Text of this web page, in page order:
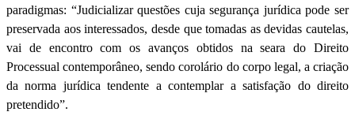
paradigmas: “Judicializar questões cuja segurança jurídica pode ser
preservada aos interessados, desde que tomadas as devidas cautelas,
vai de encontro com os avanços obtidos na seara do Direito
Processual contemporâneo, sendo corolário do corpo legal, a criação
da norma jurídica tendente a contemplar a satisfação do direito
pretendido”.